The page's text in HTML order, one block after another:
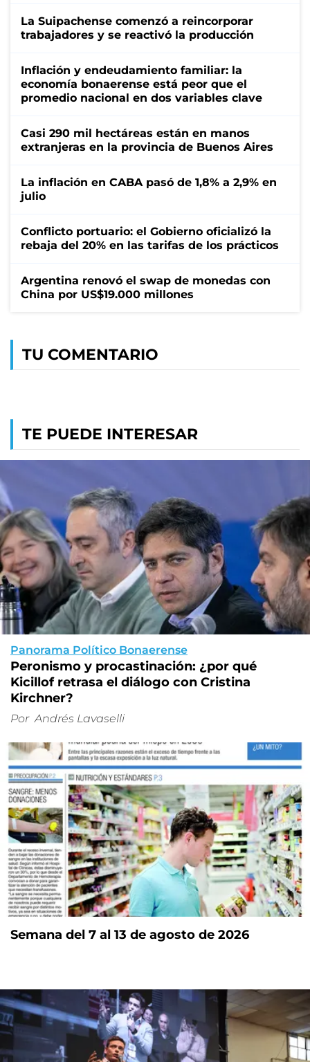
La Suipachense comenzó a reincorporar
trabajadores y se reactivó la producción
Inflación y endeudamiento familiar: la
economía bonaerense está peor que el
promedio nacional en dos variables clave
Casi 290 mil hectáreas están en manos
extranjeras en la provincia de Buenos Aires
La inflación en CABA pasó de 1,8% a 2,9% en
julio
Conflicto portuario: el Gobierno oficializó la
rebaja del 20% en las tarifas de los prácticos
Argentina renovó el swap de monedas con
China por US$19.000 millones
TU COMENTARIO
TE PUEDE INTERESAR
Panorama Político Bonaerense
Peronismo y procastinación: ¿por qué
Kicillof retrasa el diálogo con Cristina
Kirchner?
Por Andrés Lavaselli
Semana del 7 al 13 de agosto de 2026